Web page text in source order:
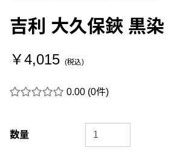
吉利 大久保鋏 黒染
￥4,015 (税込)
0.00 (0件)
数量